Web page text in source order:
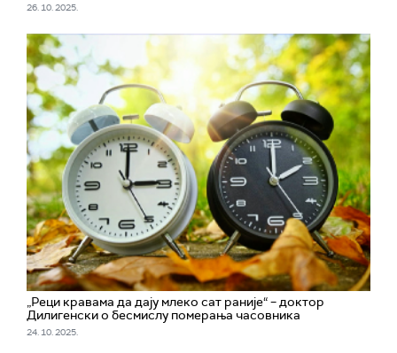
26. 10. 2025.
„Реци кравама да дају млеко сат раније“ – доктор
Дилигенски о бесмислу померања часовника
24. 10. 2025.